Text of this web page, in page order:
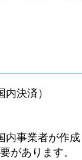
決済）
内事業者が作
があります。